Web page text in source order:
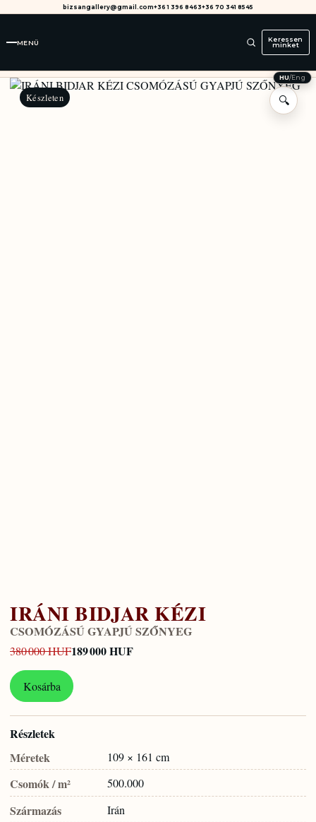
bizsangallery@gmail.com+36 1 396 8463+36 70 341 8545
MENÜ Keressen
minket
HU/Eng
Készleten 🔍
IRÁNI BIDJAR KÉZI
CSOMÓZÁSÚ GYAPJÚ SZŐNYEG
380 000 HUF189 000 HUF
Kosárba
Részletek
Méretek
109 × 161 cm
Csomók / m² 500.000
Származás Irán